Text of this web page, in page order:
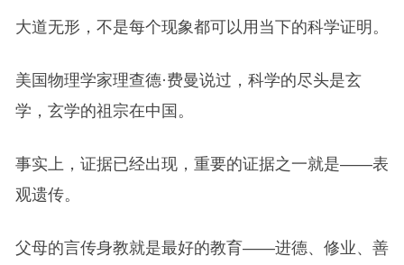
大道无形，不是每个现象都可以用当下的科学证明。
美国物理学家理查德·费曼说过，科学的尽头是玄
学，玄学的祖宗在中国。
事实上，证据已经出现，重要的证据之一就是——表
观遗传。
父母的言传身教就是最好的教育——进德、修业、善